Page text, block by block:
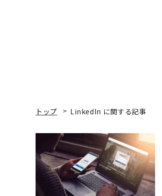
トップ LinkedIn に関する記事